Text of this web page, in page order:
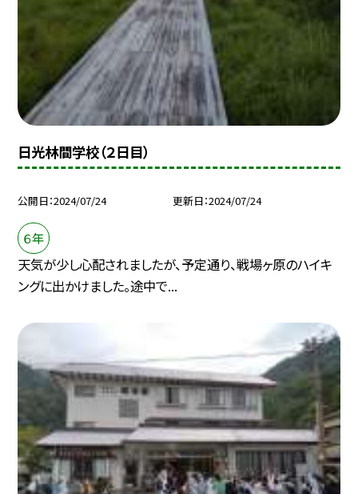
日光林間学校（２日目）
公開日 2024/07/24 更新日 2024/07/24
６年
天気が少し心配されましたが、予定通り、戦場ヶ原のハイキ
ングに出かけました。途中で...